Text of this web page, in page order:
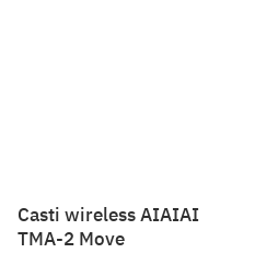
Casti wireless AIAIAI
TMA-2 Move